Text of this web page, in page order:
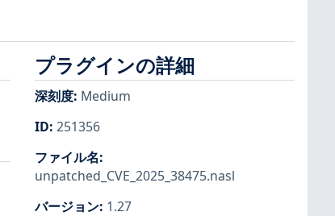
プラグインの詳細
深刻度: Medium
ID: 251356
ファイル名:
unpatched_CVE_2025_38475.nasl
バージョン: 1.27